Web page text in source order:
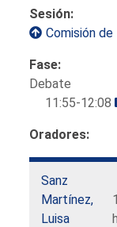
Sesión:
Comisión
Fase:
Debate
11:55-12:08
Oradores:
Sanz
Martínez,
Luisa
h.